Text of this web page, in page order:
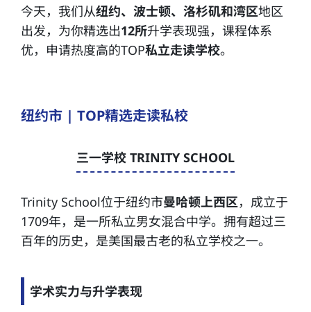
今天，我们从纽约、波士顿、洛杉矶和湾区地区
出发，为你精选出12所升学表现强，课程体系
优，申请热度高的TOP私立走读学校。
纽约市 | TOP精选走读私校
三一学校 TRINITY SCHOOL
Trinity School位于纽约市曼哈顿上西区，成立于
1709年，是一所私立男女混合中学。拥有超过三
百年的历史，是美国最古老的私立学校之一。
学术实力与升学表现